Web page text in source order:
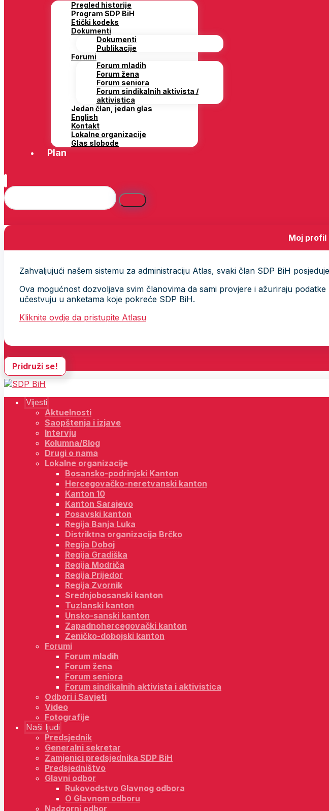
Pregled historije
Program SDP BiH
Etički kodeks
Dokumenti
Dokumenti
Publikacije
Forumi
Forum mladih
Forum žena
Forum seniora
Forum sindikalnih aktivista /
aktivistica
Jedan član, jedan glas
English
Kontakt
Lokalne organizacije
Glas slobode
Plan
Moj profil
Zahvaljujući našem sistemu za administraciju Atlas, svaki član SDP BiH
Ova mogućnost dozvoljava svim članovima da sami provjere i ažuriraju
učestvuju u anketama koje pokreće SDP BiH.
Kliknite ovdje da pristupite Atlasu
Pridruži se!
Vijesti
Aktuelnosti
Saopštenja i izjave
Intervju
Kolumna/Blog
Drugi o nama
Lokalne organizacije
Bosansko-podrinjski Kanton
Hercegovačko-neretvanski kanton
Kanton 10
Kanton Sarajevo
Posavski kanton
Regija Banja Luka
Distriktna organizacija Brčko
Regija Doboj
Regija Gradiška
Regija Modriča
Regija Prijedor
Regija Zvornik
Srednjobosanski kanton
Tuzlanski kanton
Unsko-sanski kanton
Zapadnohercegovački kanton
Zeničko-dobojski kanton
Forumi
Forum mladih
Forum žena
Forum seniora
Forum sindikalnih aktivista i aktivistica
Odbori i Savjeti
Video
Fotografije
Naši ljudi
Predsjednik
Generalni sekretar
Zamjenici predsjednika SDP BiH
Predsjedništvo
Glavni odbor
Rukovodstvo Glavnog odbora
O Glavnom odboru
Nadzorni odbor